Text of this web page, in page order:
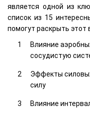
является одной из
список из 15
помогут раскрыть этот
Влияние
сосудистую
Эффекты
силу
Влияние